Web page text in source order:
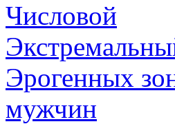
Числовой
Эрогенных
мужчин